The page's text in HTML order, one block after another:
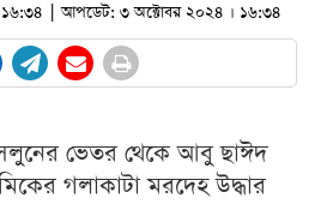
১৬:৩৪ | আপডেট: ৩ অক্টোবর ২০২৪ । ১৬:৩৪
ভেতর থেকে আবু ছাঈদ
গলাকাটা মরদেহ উদ্ধার